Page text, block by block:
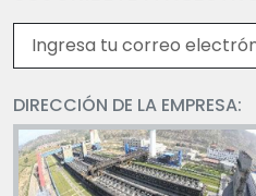
DIRECCIÓN DE LA EMPRESA: